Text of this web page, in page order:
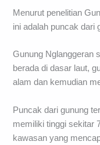
Menurut penelitian
ini adalah puncak dari
Gunung Nglanggeran
berada di dasar laut,
alam dan kemudian
Puncak dari gunung
memiliki tinggi sekitar
kawasan yang